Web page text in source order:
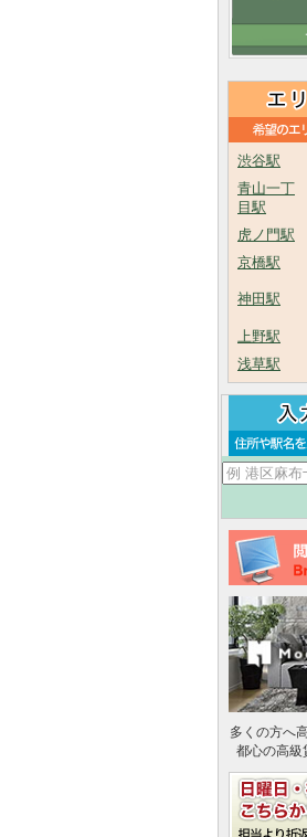
渋谷駅
青山一丁
目駅
虎ノ門駅
京橋駅
神田駅
上野駅
浅草駅
多くの方へ
都心の高級